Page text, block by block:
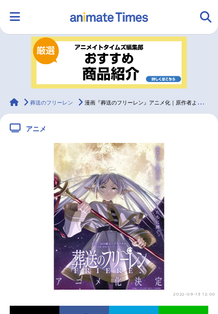
ランキング アニメ
ラジオ みんなの声
配信・Vtuber トレンド
アニメ記事一覧 声優記事一覧
アニメ映画一覧 実写化映画一覧
今期アニメ曜日別一覧
夏アニメ
animateTimes
葬送のフリーレン 漫画『葬送のフリーレン』アニメ化｜原作者よりコメント到着
アニメ
2022-09-13 12:00